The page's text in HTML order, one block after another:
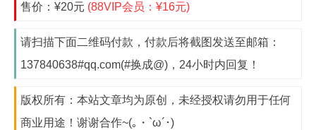
售价：¥20元 (88VIP会员：¥16元)
请扫描下面二维码付款，付款后将截图发送至邮箱：
137840638#qq.com(#换成@)，24小时内回复！
版权所有：本站文章均为原创，未经授权请勿用于任何
商业用途！谢谢合作~(｡・`ω´･)